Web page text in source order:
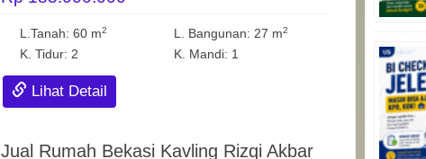
L.Tanah: 60 m2 L. Bangunan: 27 m2
K. Tidur: 2 K. Mandi: 1
Lihat Detail
Jual Rumah Bekasi Kavling Rizqi Akbar